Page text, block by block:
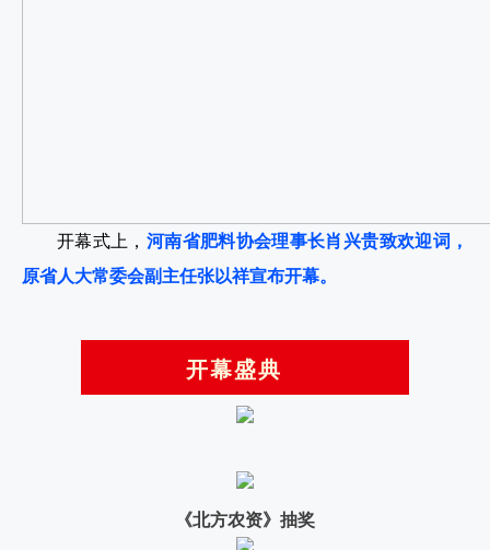
开幕式上， 河南省肥料协会理事长肖兴贵致欢迎词，
原省人大常委会副主任张以祥宣布开幕。
开幕盛典
《北方农资》抽奖